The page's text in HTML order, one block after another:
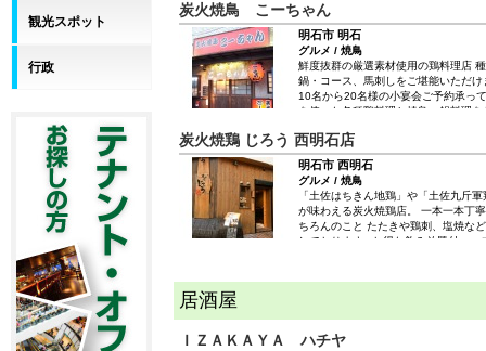
観光スポット
行政
炭火焼鳥 こーちゃん
明石市 明石
グルメ / 焼鳥
鮮度抜群の厳選素材使用の鶏料理店
鍋・コース、馬刺しをご堪能いただ
10名から20名様の小宴会ご予約承っ
を使った各種鶏料理と焼鳥、鍋料理
炭火焼鶏 じろう 西明石店
明石市 西明石
グルメ / 焼鳥
「土佐はちきん地鶏」や「土佐九斤
が味わえる炭火焼鶏店。 一本一本丁
ちろんのこと たたきや鶏刺、塩焼な
しております♪ お得な飲み放題付コー
居酒屋
ＩＺＡＫＡＹＡ ハチヤ